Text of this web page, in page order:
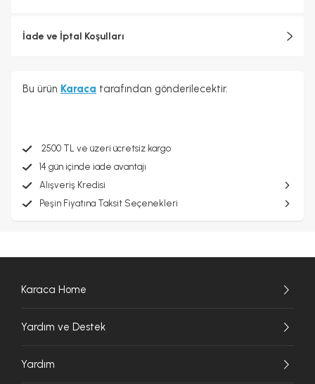
İade ve İptal Koşulları
Bu ürün Karaca tarafından gönderilecektir.
2500 TL ve üzeri ücretsiz kargo
14 gün içinde iade avantajı
Alışveriş Kredisi
Peşin Fiyatına Taksit Seçenekleri
Karaca Home
Yardım ve Destek
Yardım